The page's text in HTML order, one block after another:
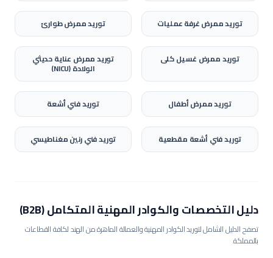
توريدممرض غرفة عمليات توريدممرض طوارئ
توريدممرض غسيل كلى توريدممرض عناية حديثي
الولادة (NICU)
توريدممرض أطفال توريدفني أشعة
توريدفني أشعة مقطعية توريدفني رنين مغناطيسي
دليل التخصصات والكوادر المهنية المتكامل (B2B)
تصفح الدليل الشامل لتوريد الكوادر المهنية والعمالة الماهرة من الهند لكافة القطاعات
بالمملكة.